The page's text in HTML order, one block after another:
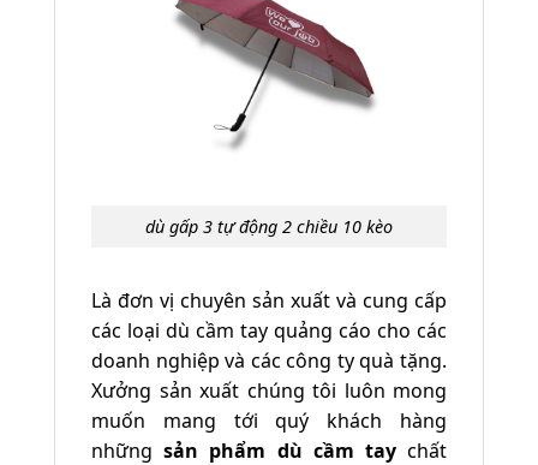
dù gấp 3 tự động 2 chiều 10 kèo
Là đơn vị chuyên sản xuất và cung cấp
các loại dù cầm tay quảng cáo cho các
doanh nghiệp và các công ty quà tặng.
Xưởng sản xuất chúng tôi luôn mong
muốn mang tới quý khách hàng
nhữngsản phẩm dù cầm taychất